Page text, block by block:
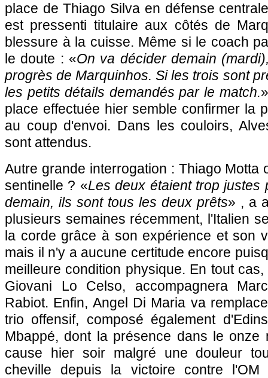
place de Thiago Silva en défense
est pressenti titulaire aux côtés de
blessure à la cuisse. Même si le coach
le doute : «On va décider demain
progrès de Marquinhos. Si les trois sont
les petits détails demandés par le match.
place effectuée hier semble confirmer la
au coup d'envoi. Dans les couloirs,
sont attendus.
Autre grande interrogation : Thiago Motta
sentinelle ? «Les deux étaient trop justes
demain, ils sont tous les deux prêts» , a
plusieurs semaines récemment, l'Italien
la corde grâce à son expérience et son
mais il n'y a aucune certitude encore
meilleure condition physique. En tout
Giovani Lo Celso, accompagnera
Rabiot. Enfin, Angel Di Maria va
trio offensif, composé également
Mbappé, dont la présence dans le onze
cause hier soir malgré une douleur
cheville depuis la victoire contre